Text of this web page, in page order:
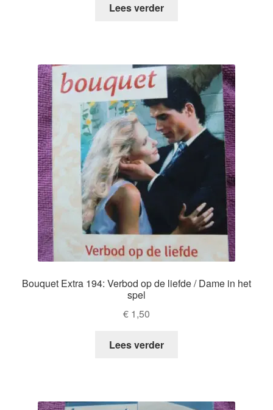
Lees verder
Bouquet Extra 194: Verbod op de liefde / Dame in het
spel
€ 1,50
Lees verder